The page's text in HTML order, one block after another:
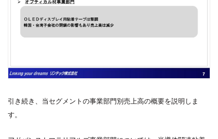
引き続き、当セグメントの事業部門別売上高の概要を説明しま
す。